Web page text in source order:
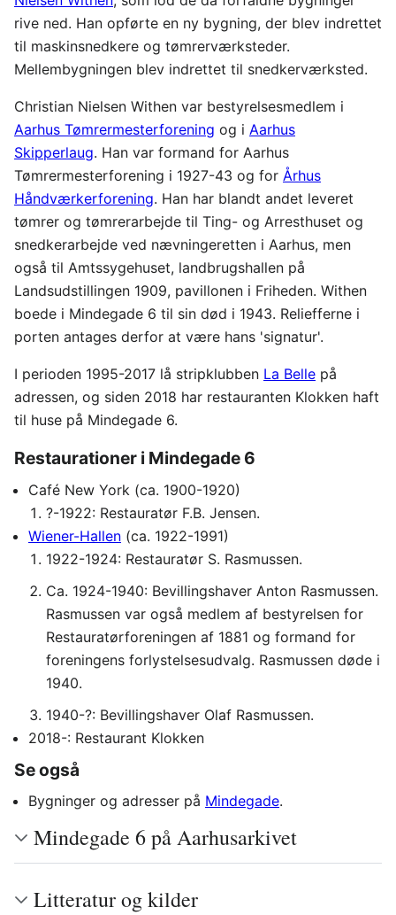
rive ned. Han opførte en ny bygning, der blev indrettet
til maskinsnedkere og tømrerværksteder.
Mellembygningen blev indrettet til snedkerværksted.
Christian Nielsen Withen var bestyrelsesmedlem i
Aarhus Tømrermesterforening og i Aarhus
Skipperlaug. Han var formand for Aarhus
Tømrermesterforening i 1927-43 og for Århus
Håndværkerforening. Han har blandt andet leveret
tømrer og tømrerarbejde til Ting- og Arresthuset og
snedkerarbejde ved nævningeretten i Aarhus, men
også til Amtssygehuset, landbrugshallen på
Landsudstillingen 1909, pavillonen i Friheden. Withen
boede i Mindegade 6 til sin død i 1943. Reliefferne i
porten antages derfor at være hans 'signatur'.
I perioden 1995-2017 lå stripklubben La Belle på
adressen, og siden 2018 har restauranten Klokken haft
til huse på Mindegade 6.
Restaurationer i Mindegade 6
Café New York (ca. 1900-1920)
?-1922: Restauratør F.B. Jensen.
Wiener-Hallen (ca. 1922-1991)
1922-1924: Restauratør S. Rasmussen.
Ca. 1924-1940: Bevillingshaver Anton Rasmussen.
Rasmussen var også medlem af bestyrelsen for
Restauratørforeningen af 1881 og formand for
foreningens forlystelsesudvalg. Rasmussen døde i
1940.
1940-?: Bevillingshaver Olaf Rasmussen.
2018-: Restaurant Klokken
Se også
Bygninger og adresser på Mindegade.
Mindegade 6 på Aarhusarkivet
Litteratur og kilder